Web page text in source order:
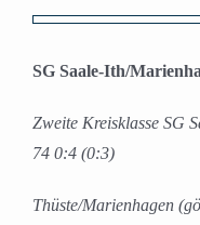
grösseres
SG Saale-Ith/
Zweite Kreisklasse SG
74 0:4 (0:3)
Thüste/Marienhagen